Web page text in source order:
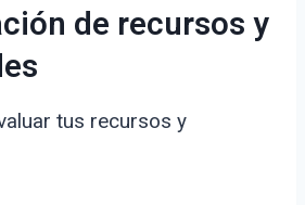
de recursos y
tus recursos y